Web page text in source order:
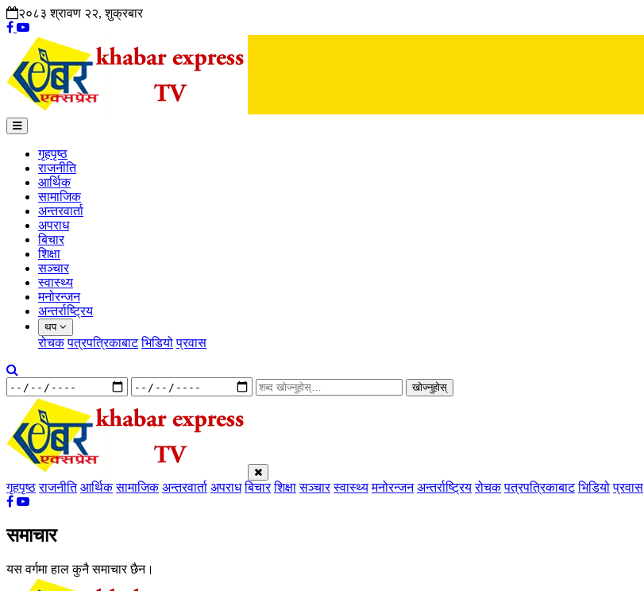
२०८३ श्रावण २२, शुक्रबार
गृहपृष्ठ
राजनीति
आर्थिक
सामाजिक
अन्तरवार्ता
अपराध
बिचार
शिक्षा
सञ्चार
स्वास्थ्य
मनोरन्जन
अन्तर्राष्ट्रिय
थप
रोचक पत्रपत्रिकाबाट भिडियो प्रवास
खोज्नुहोस्
गृहपृष्ठ राजनीति आर्थिक सामाजिक अन्तरवार्ता अपराध बिचार शिक्षा सञ्चार स्वास्थ्य मनोरन्जन अन्तर्राष्ट्रिय रोचक पत्रपत्रिकाबाट भिडियो प्रवास
समाचार
यस वर्गमा हाल कुनै समाचार छैन।